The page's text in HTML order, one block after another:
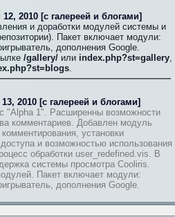
2010 [с галереей и блогами]
и доработки модулей системы и
Пакет включает модули:
дополнения Google.
/gallery/ или index.php?st=gallery,
.
2010 [с галереей и блогами]
"Alpha 1". Расширенны возможности
комментариев. Добавлен модуль
установки
и возможностью использования
обработки user_redefined.vis. В
системы просмотра Cooliris.
Пакет включает модули:
дополнения Google.